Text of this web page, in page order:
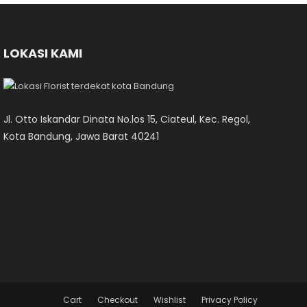
LOKASI KAMI
Jl. Otto Iskandar Dinata No.los 15, Ciateul, Kec. Regol,
Kota Bandung, Jawa Barat 40241
Cart Checkout Wishlist Privacy Policy